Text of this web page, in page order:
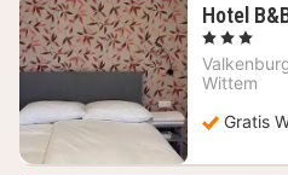
Hotel
, 3 Sterren
Wittem
Gratis